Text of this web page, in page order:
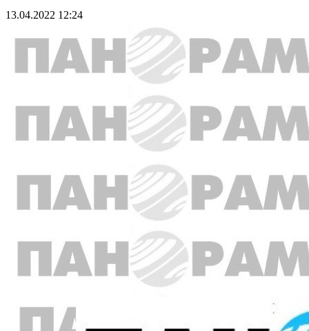
13.04.2022 12:24